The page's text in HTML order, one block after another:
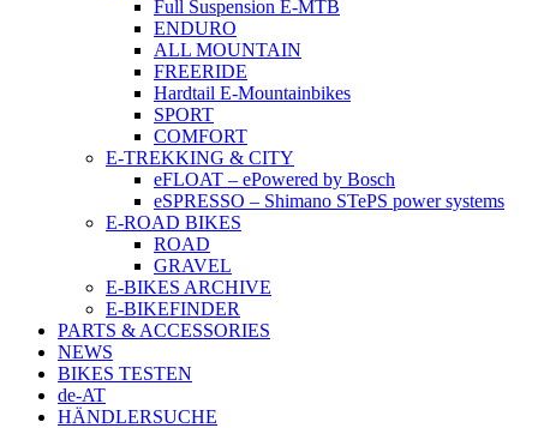
Full Suspension E-MTB
ENDURO
ALL MOUNTAIN
FREERIDE
Hardtail E-Mountainbikes
SPORT
COMFORT
E-TREKKING & CITY
eFLOAT – ePowered by Bosch
eSPRESSO – Shimano STePS power systems
E-ROAD BIKES
ROAD
GRAVEL
E-BIKES ARCHIVE
E-BIKEFINDER
PARTS & ACCESSORIES
NEWS
BIKES TESTEN
de-AT
HÄNDLERSUCHE